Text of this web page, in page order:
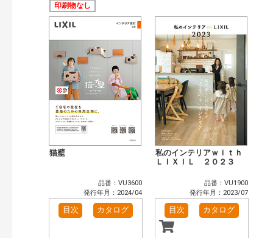
印刷物なし
猫壁
品番：VU3600
発行年月：2024/04
目次 カタログ
私のインテリアｗｉｔｈ
ＬＩＸＩＬ ２０２３
品番：VU1900
発行年月：2023/07
目次 カタログ